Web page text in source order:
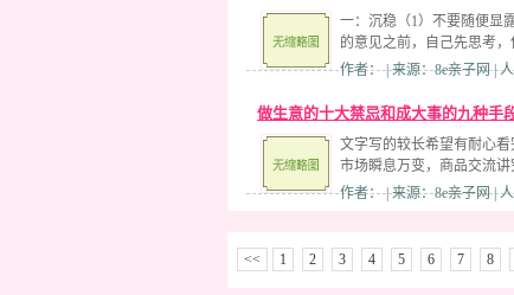
一：沉稳（1）不要随便显
的意见之前，自己先思考
作者： | 来源：8e亲子网 |
做生意的十大禁忌和成大事的九种手
文字写的较长希望有耐心
市场瞬息万变，商品交流
作者： | 来源：8e亲子网 |
<< 1 2 3 4 5 6 7 8